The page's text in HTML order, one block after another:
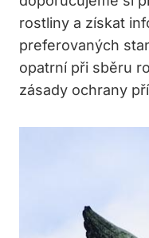
rostliny a získat
preferovaných
opatrní při sběru
zásady ochrany